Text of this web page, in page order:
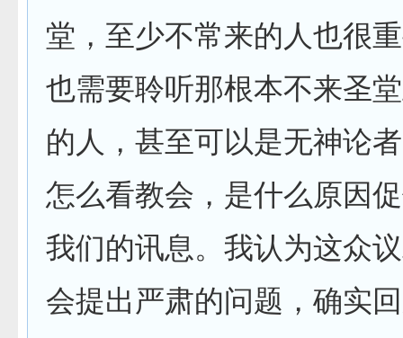
堂，至少不常来的人也很
也需要聆听那根本不来圣
的人，甚至可以是无神论
怎么看教会，是什么原因
我们的讯息。我认为这众
会提出严肃的问题，确实